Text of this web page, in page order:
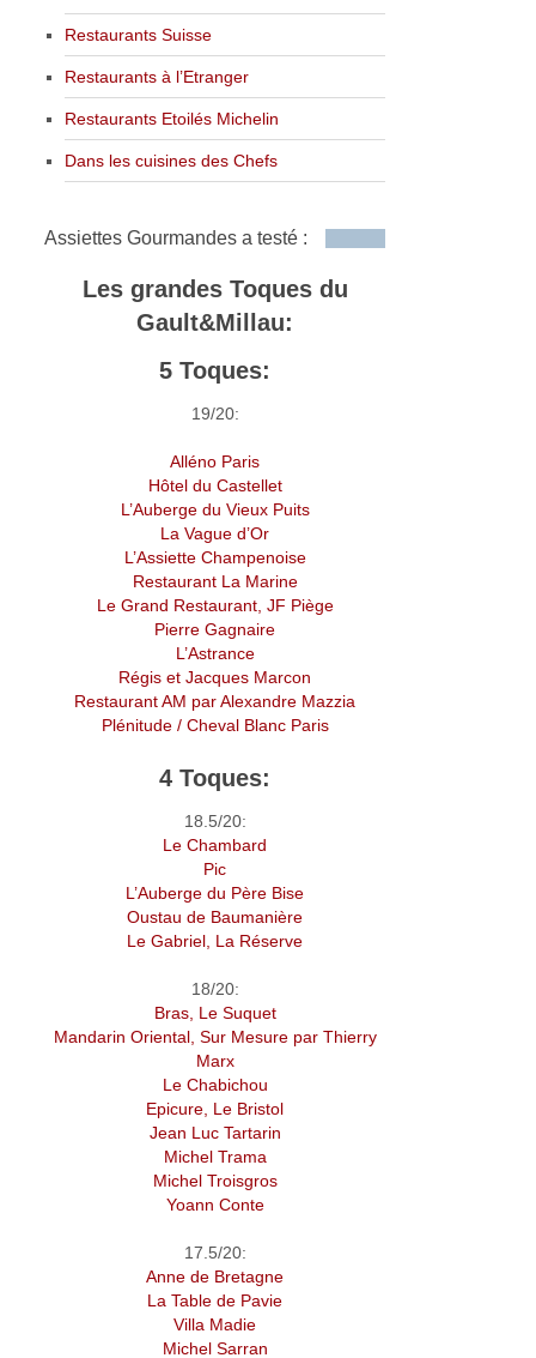
Restaurants Suisse
Restaurants à l’Etranger
Restaurants Etoilés Michelin
Dans les cuisines des Chefs
Assiettes Gourmandes a testé :
Les grandes Toques du
Gault&Millau:
5 Toques:
19/20:
Alléno Paris
Hôtel du Castellet
L’Auberge du Vieux Puits
La Vague d’Or
L’Assiette Champenoise
Restaurant La Marine
Le Grand Restaurant, JF Piège
Pierre Gagnaire
L’Astrance
Régis et Jacques Marcon
Restaurant AM par Alexandre Mazzia
Plénitude / Cheval Blanc Paris
4 Toques:
18.5/20:
Le Chambard
Pic
L’Auberge du Père Bise
Oustau de Baumanière
Le Gabriel, La Réserve
18/20:
Bras, Le Suquet
Mandarin Oriental, Sur Mesure par Thierry
Marx
Le Chabichou
Epicure, Le Bristol
Jean Luc Tartarin
Michel Trama
Michel Troisgros
Yoann Conte
17.5/20:
Anne de Bretagne
La Table de Pavie
Villa Madie
Michel Sarran